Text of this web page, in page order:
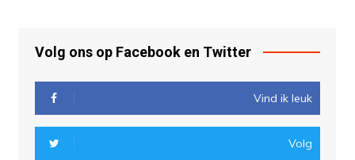
Volg ons op Facebook en Twitter
Vind ik leuk
Volg